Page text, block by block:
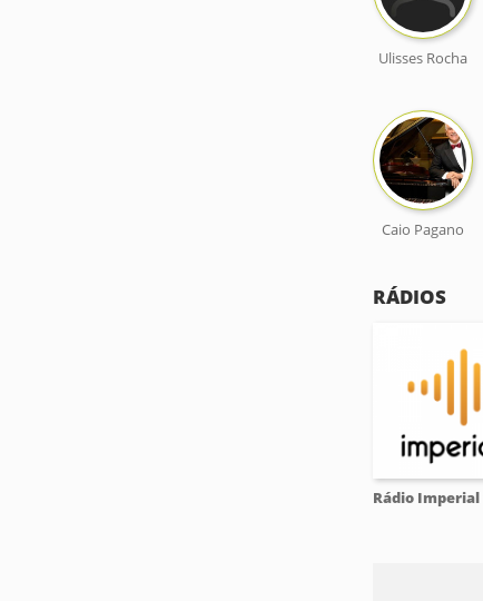
Ulisses Rocha
Caio Pagano
RÁDIOS